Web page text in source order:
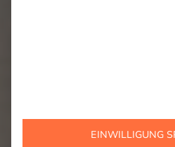
EINWILLIGUNG